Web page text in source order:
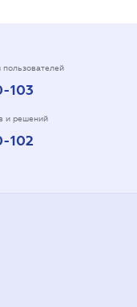
103
и решений
102